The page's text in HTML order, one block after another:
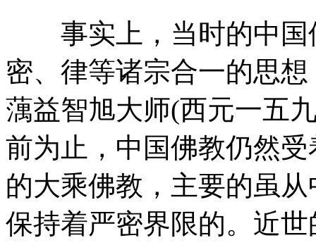
事实上，当时的中国
密、律等诸宗合一的思
蕅益智旭大师(西元一五
前为止，中国佛教仍然
的大乘佛教，主要的虽
保持着严密界限的。近